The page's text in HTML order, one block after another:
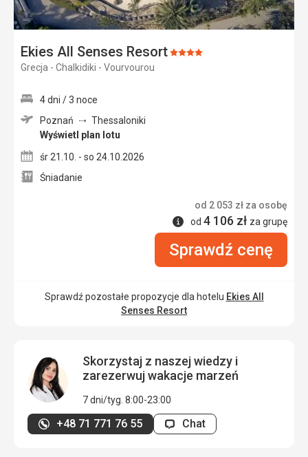
Ekies All Senses ResortOcena:
Grecja - Chalkidiki - Vourvourou
4 dni / 3 noce
Poznań
Thessaloniki
Wyświetl plan lotu
śr 21.10. - so 24.10.2026
Śniadanie
od 2 053 zł za osobę
Informacje
od 4 106 zł za grupę
Sprawdź cenę
Sprawdź pozostałe propozycje dla hotelu Ekies All
Senses Resort
Skorzystaj z naszej wiedzy i
zarezerwuj wakacje marzeń
7 dni/tyg. 8:00-23:00
+48 71 771 76 55 Chat